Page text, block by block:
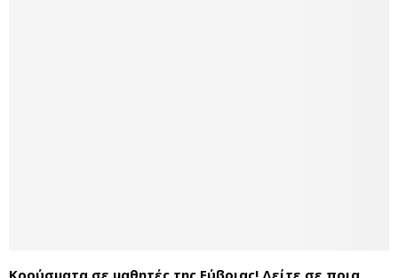
Κρούσματα σε μαθητές της Εύβοιας! Δείτε σε ποια